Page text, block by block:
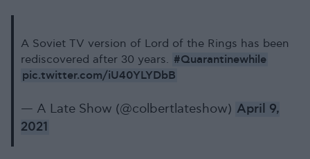
A Soviet TV version of Lord of the Rings has been
rediscovered after 30 years. #Quarantinewhile
pic.twitter.com/iU40YLYDbB
— A Late Show (@colbertlateshow) April 9,
2021